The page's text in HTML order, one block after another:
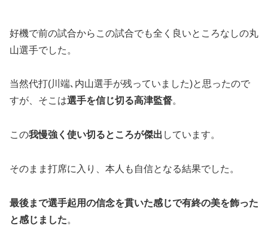
好機で前の試合からこの試合でも全く良いところなしの丸
山選手でした。
当然代打(川端､内山選手が残っていました)と思ったので
すが、そこは選手を信じ切る高津監督。
この我慢強く使い切るところが傑出 しています。
そのまま打席に入り、本人も自信となる結果でした。
最後まで選手起用の信念を貫いた感じで有終の美を飾った
と感じました。